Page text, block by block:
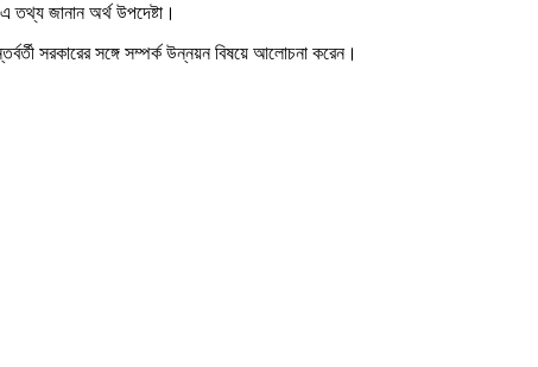
এ তথ্য জানান অর্থ উপদেষ্টা।
সরকারের সঙ্গে সম্পর্ক উন্নয়ন বিষয়ে আলোচনা করেন।